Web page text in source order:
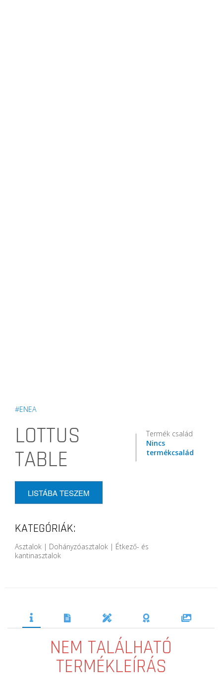
#ENEA
LOTTUS
TABLE
Termék család
Nincs
termékcsalád
LISTÁBA TESZEM
KATEGÓRIÁK:
Asztalok | Dohányzóasztalok | Étkező- és
kantinasztalok
NEM TALÁLHATÓ
TERMÉKLEÍRÁS